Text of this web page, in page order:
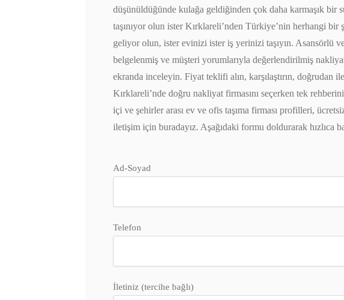
düşünüldüğünde kulağa geldiğinden çok daha karmaşık bir
taşınıyor olun ister Kırklareli’nden Türkiye’nin herhangi
geliyor olun, ister evinizi ister iş yerinizi taşıyın. Asansörlü
belgelenmiş ve müşteri yorumlarıyla değerlendirilmiş
ekranda inceleyin. Fiyat teklifi alın, karşılaştırın, doğrudan
Kırklareli’nde doğru nakliyat firmasını seçerken tek
içi ve şehirler arası ev ve ofis taşıma firması profilleri,
iletişim için buradayız. Aşağıdaki formu doldurarak hızlıca
Ad-Soyad
Telefon
İletiniz (tercihe bağlı)